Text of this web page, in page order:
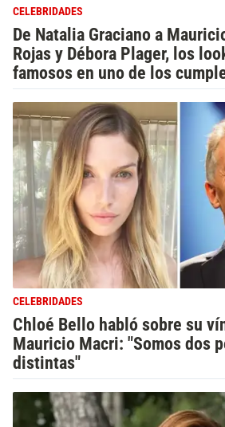
CELEBRIDADES
De Natalia Graciano a
Rojas y Débora Plager, los
famosos en uno de los
CELEBRIDADES
Chloé Bello habló sobre su
Mauricio Macri: "Somos dos
distintas"